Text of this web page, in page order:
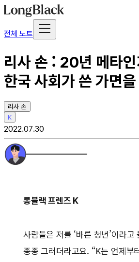
전체 노트
리사 손 : 20년 메타
한국 사회가 쓴 가면
리사 손
K
2022.07.30
롱블랙 프렌즈 K
사람들은 저를 ‘바른 청년’이라고
종종 그러더라고요. “K는 언제부